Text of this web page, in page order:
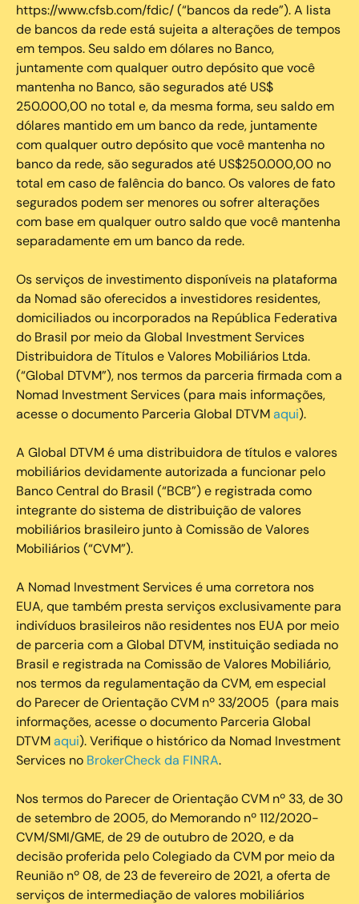
https://www.cfsb.com/fdic/ (“bancos da rede”). A lista
de bancos da rede está sujeita a alterações de tempos
em tempos. Seu saldo em dólares no Banco,
juntamente com qualquer outro depósito que você
mantenha no Banco, são segurados até US$
250.000,00 no total e, da mesma forma, seu saldo em
dólares mantido em um banco da rede, juntamente
com qualquer outro depósito que você mantenha no
banco da rede, são segurados até US$250.000,00 no
total em caso de falência do banco. Os valores de fato
segurados podem ser menores ou sofrer alterações
com base em qualquer outro saldo que você mantenha
separadamente em um banco da rede.
Os serviços de investimento disponíveis na plataforma
da Nomad são oferecidos a investidores residentes,
domiciliados ou incorporados na República Federativa
do Brasil por meio da Global Investment Services
Distribuidora de Títulos e Valores Mobiliários Ltda.
(“Global DTVM”), nos termos da parceria firmada com a
Nomad Investment Services (para mais informações,
acesse o documento Parceria Global DTVMaqui).
A Global DTVM é uma distribuidora de títulos e valores
mobiliários devidamente autorizada a funcionar pelo
Banco Central do Brasil (“BCB”) e registrada como
integrante do sistema de distribuição de valores
mobiliários brasileiro junto à Comissão de Valores
Mobiliários (“CVM”).
‍A Nomad Investment Services é uma corretora nos
EUA, que também presta serviços exclusivamente para
indivíduos brasileiros não residentes nos EUA por meio
de parceria com a Global DTVM, instituição sediada no
Brasil e registrada na Comissão de Valores Mobiliário,
nos termos da regulamentação da CVM, em especial
do Parecer de Orientação CVM nº 33/2005 (para mais
informações, acesse o documento Parceria Global
DTVMaqui). Verifique o histórico da Nomad Investment
Services no BrokerCheck da FINRA.
Nos termos do Parecer de Orientação CVM nº 33, de 30
de setembro de 2005, do Memorando nº 112/2020-
CVM/SMI/GME, de 29 de outubro de 2020, e da
decisão proferida pelo Colegiado da CVM por meio da
Reunião nº 08, de 23 de fevereiro de 2021, a oferta de
serviços de intermediação de valores mobiliários